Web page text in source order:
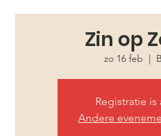
Zin op
zo 16 feb
  |
Registratie
Andere